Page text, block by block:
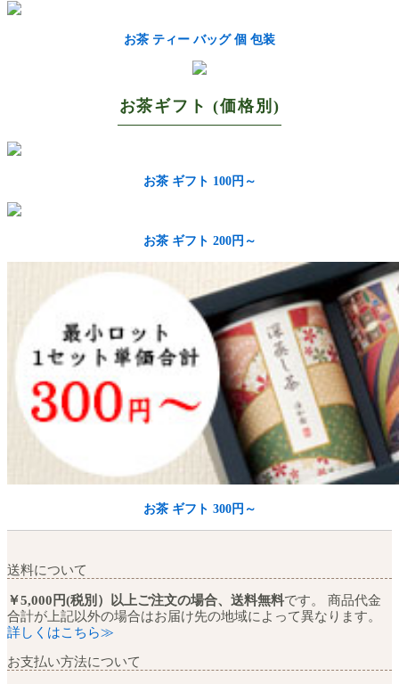
お茶 ティー バッグ 個 包装
お茶ギフト (価格別)
お茶 ギフト 100円～
お茶 ギフト 200円～
お茶 ギフト 300円～
送料について
￥5,000円(税別）以上ご注文の場合、送料無料です。 商品代金
合計が上記以外の場合はお届け先の地域によって異なります。
詳しくはこちら≫
お支払い方法について